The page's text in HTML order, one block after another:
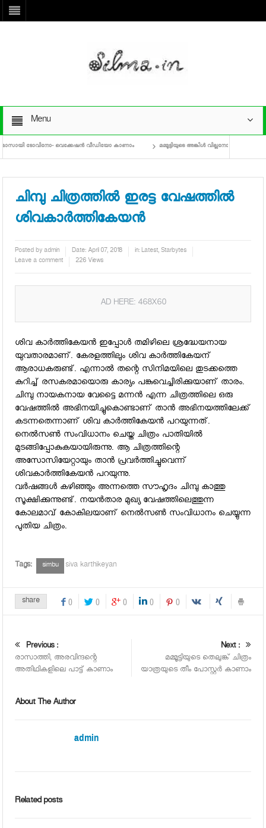
Menu
ടോവിനോ- വെക്കേഷന്‍ വീഡിയോ കാണാം മമ്മൂട്ടിയുടെ അങ്കിള്‍ വില്ലനോ, ആദ്യ ടീസര്‍
ചിമ്പു ചിത്രത്തില്‍ ഇരട്ട വേഷത്തില്‍
ശിവകാര്‍ത്തികേയന്‍
Posted byadmin Date: April 07, 2018 in:Latest,Starbytes
Leave a comment
226 Views
AD HERE: 468X60
ശിവ കാര്‍ത്തികേയന്‍ ഇപ്പോള്‍ തമിഴിലെ ശ്രദ്ധേയനായ
യുവതാരമാണ്. കേരളത്തിലും ശിവ കാര്‍ത്തികേയന്
ആരാധകരുണ്ട്. എന്നാല്‍ തന്റെ സിനിമയിലെ തുടക്കത്തെ
കുറിച്ച് രസകരമായൊരു കാര്യം പങ്കുവെച്ചിരിക്കുയാണ് താരം.
ചിമ്പു നായകനായ വേട്ടൈ മന്നന്‍ എന്ന ചിത്രത്തിലെ ഒരു
വേഷത്തില്‍ അഭിനയിച്ചുകൊണ്ടാണ് താന്‍ അഭിനയത്തിലേക്ക്
കടന്നതെന്നാണ് ശിവ കാര്‍ത്തികേയന്‍ പറയുന്നത്.
നെല്‍സണ്‍ സംവിധാനം ചെയ്ത ചിത്രം പാതിയില്‍
മുടങ്ങിപ്പോകുകയായിരുന്നു. ആ ചിത്രത്തിന്റെ
അസോസിയേറ്റായും താന്‍ പ്രവര്‍ത്തിച്ചുവെന്ന്
ശിവകാര്‍ത്തികേയന്‍ പറയുന്നു.
വര്‍ഷങ്ങള്‍ കഴിഞ്ഞും അന്നത്തെ സൗഹൃദം ചിമ്പു കാത്തു
സൂക്ഷിക്കുന്നുണ്ട്. നയന്‍താര മുഖ്യ വേഷത്തിലെത്തുന്ന
കോലമാവ് കോകിലയാണ് നെല്‍സണ്‍ സംവിധാനം ചെയ്യുന്ന
പുതിയ ചിത്രം.
Tags: simbu siva karthikeyan
share 0 0 0 0 0
Previous :
രാസാത്തി, അരവിന്ദന്റെ
അതിഥികളിലെ പാട്ട് കാണാം
Next :
മമ്മൂട്ടിയുടെ തെലുങ്ക് ചിത്രം
യാത്രയുടെ തീം പോസ്റ്റർ കാണാം
About The Author
admin
Related posts